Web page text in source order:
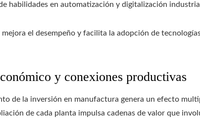
habilidades en automatización y digitalización
mejora el desempeño y facilita la adopción de
y conexiones productivas
de la inversión en manufactura genera un efecto
de cada planta impulsa cadenas de valor que